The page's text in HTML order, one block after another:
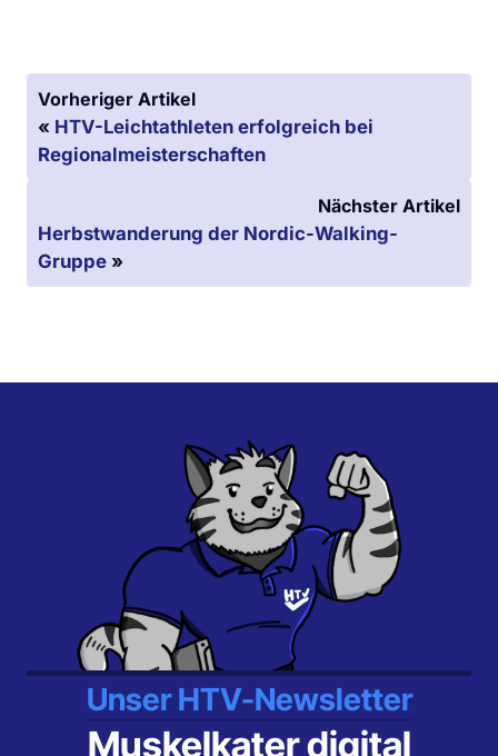
Vorheriger Artikel
« HTV-Leichtathleten erfolgreich bei
Regionalmeisterschaften
Nächster Artikel
Herbstwanderung der Nordic-Walking-
Gruppe »
Unser HTV-Newsletter
Muskelkater digital